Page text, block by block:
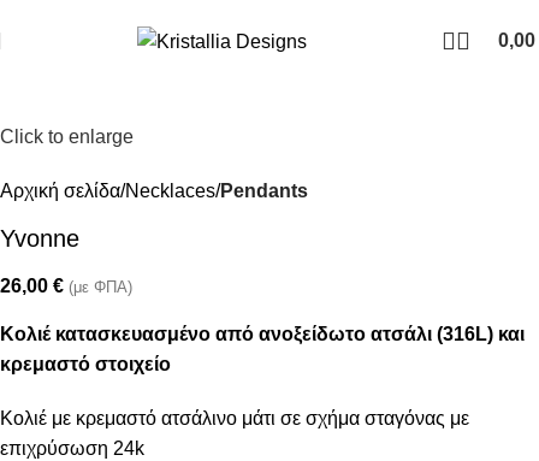
0,00
Click to enlarge
Αρχική σελίδα Necklaces Pendants
Yvonne
26,00 € (με ΦΠΑ)
Κολιέ κατασκευασμένο από ανοξείδωτο ατσάλι (316L) και
κρεμαστό στοιχείο
Κολιέ με κρεμαστό ατσάλινο μάτι σε σχήμα σταγόνας με
επιχρύσωση 24k